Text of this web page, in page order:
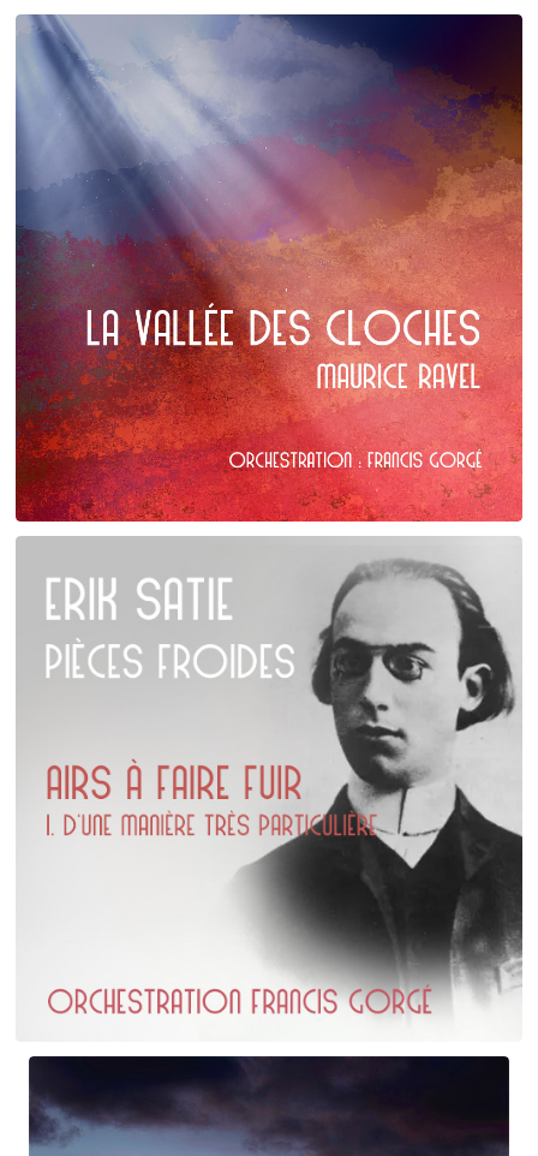
Maurice Ravel
La Vallée des cloches
Erik Satie
D'une manière particulière